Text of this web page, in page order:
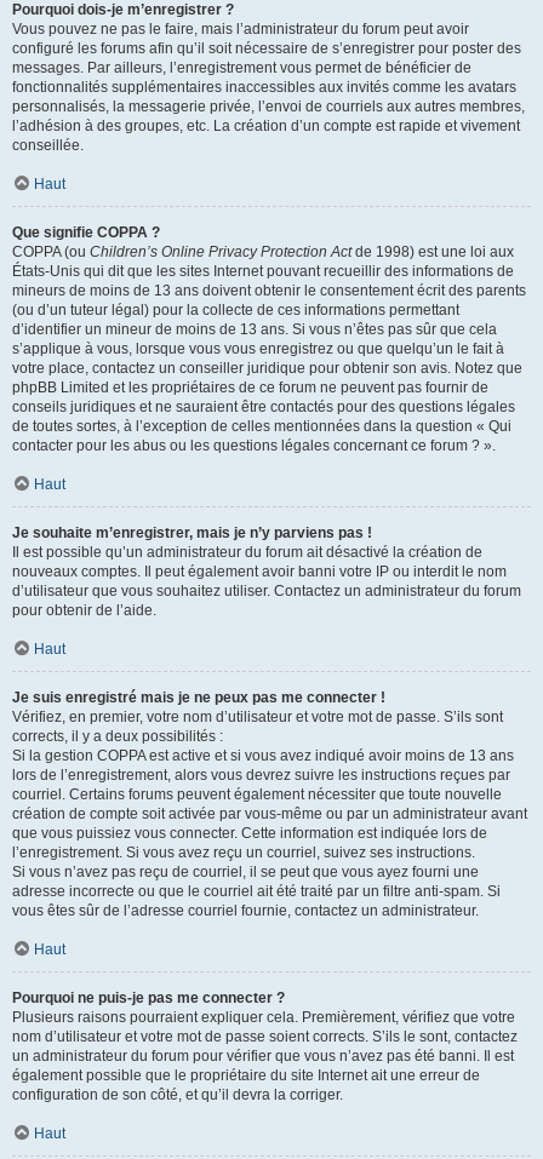
Pourquoi dois-je m’enregistrer ?
Vous pouvez ne pas le faire, mais l’administrateur du forum peut avoir
configuré les forums afin qu’il soit nécessaire de s’enregistrer pour poster des
messages. Par ailleurs, l’enregistrement vous permet de bénéficier de
fonctionnalités supplémentaires inaccessibles aux invités comme les avatars
personnalisés, la messagerie privée, l’envoi de courriels aux autres membres,
l’adhésion à des groupes, etc. La création d’un compte est rapide et vivement
conseillée.
Haut
Que signifie COPPA ?
COPPA (ou Children’s Online Privacy Protection Actde 1998) est une loi aux
États-Unis qui dit que les sites Internet pouvant recueillir des informations de
mineurs de moins de 13 ans doivent obtenir le consentement écrit des parents
(ou d’un tuteur légal) pour la collecte de ces informations permettant
d’identifier un mineur de moins de 13 ans. Si vous n’êtes pas sûr que cela
s’applique à vous, lorsque vous vous enregistrez ou que quelqu’un le fait à
votre place, contactez un conseiller juridique pour obtenir son avis. Notez que
phpBB Limited et les propriétaires de ce forum ne peuvent pas fournir de
conseils juridiques et ne sauraient être contactés pour des questions légales
de toutes sortes, à l’exception de celles mentionnées dans la question « Qui
contacter pour les abus ou les questions légales concernant ce forum ? ».
Haut
Je souhaite m’enregistrer, mais je n’y parviens pas !
Il est possible qu’un administrateur du forum ait désactivé la création de
nouveaux comptes. Il peut également avoir banni votre IP ou interdit le nom
d’utilisateur que vous souhaitez utiliser. Contactez un administrateur du forum
pour obtenir de l’aide.
Haut
Je suis enregistré mais je ne peux pas me connecter !
Vérifiez, en premier, votre nom d’utilisateur et votre mot de passe. S’ils sont
corrects, il y a deux possibilités :
Si la gestion COPPA est active et si vous avez indiqué avoir moins de 13 ans
lors de l’enregistrement, alors vous devrez suivre les instructions reçues par
courriel. Certains forums peuvent également nécessiter que toute nouvelle
création de compte soit activée par vous-même ou par un administrateur avant
que vous puissiez vous connecter. Cette information est indiquée lors de
l’enregistrement. Si vous avez reçu un courriel, suivez ses instructions.
Si vous n’avez pas reçu de courriel, il se peut que vous ayez fourni une
adresse incorrecte ou que le courriel ait été traité par un filtre anti-spam. Si
vous êtes sûr de l’adresse courriel fournie, contactez un administrateur.
Haut
Pourquoi ne puis-je pas me connecter ?
Plusieurs raisons pourraient expliquer cela. Premièrement, vérifiez que votre
nom d’utilisateur et votre mot de passe soient corrects. S’ils le sont, contactez
un administrateur du forum pour vérifier que vous n’avez pas été banni. Il est
également possible que le propriétaire du site Internet ait une erreur de
configuration de son côté, et qu’il devra la corriger.
Haut